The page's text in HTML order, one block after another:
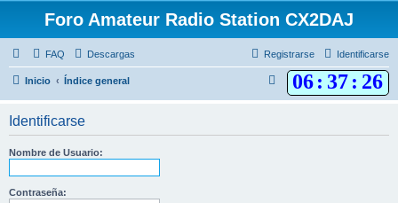
Foro Amateur Radio Station CX2DAJ
FAQ Descargas Identificarse
Registrarse
Inicio Índice general 06 : 37: 26
u
Identificarse
Nombre de Usuario:
Contraseña: